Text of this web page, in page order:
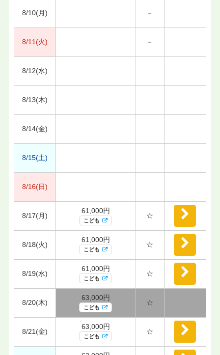
8/10(月) －
8/11(火) －
8/12(水)
8/13(木)
8/14(金)
8/15(土)
8/16(日)
8/17(月)
61,000円
こども
☆
8/18(火)
61,000円
こども
☆
8/19(水)
61,000円
こども
☆
8/20(木)
63,000円
こども
☆
8/21(金)
63,000円
こども
☆